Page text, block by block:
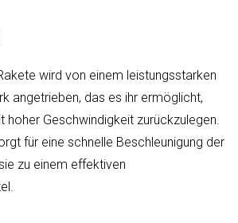
wird von einem leistungsstarken
angetrieben, das es ihr ermöglicht,
hoher Geschwindigkeit zurückzulegen.
für eine schnelle Beschleunigung der
zu einem effektiven